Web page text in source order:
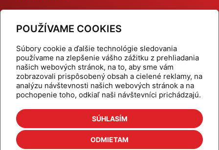
POUŽÍVAME COOKIES
Súbory cookie a ďalšie technológie sledovania
používame na zlepšenie vášho zážitku z prehliadania
našich webových stránok, na to, aby sme vám
zobrazovali prispôsobený obsah a cielené reklamy, na
analýzu návštevnosti našich webových stránok a na
pochopenie toho, odkiaľ naši návštevníci prichádzajú.
SÚHLASÍM
ODMIETAM
Dynamické termostatické ventily
Domov
Produkty
Aktuality
Odber šikovné tipy
Kalkulačky
Cenníky
Na stiahnutie
Referencie
Kontakt